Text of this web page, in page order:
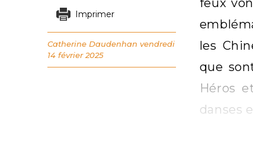
feux
les
que
Héros
danses
Imprimer
Catherine Daudenhan vendredi
14 février 2025